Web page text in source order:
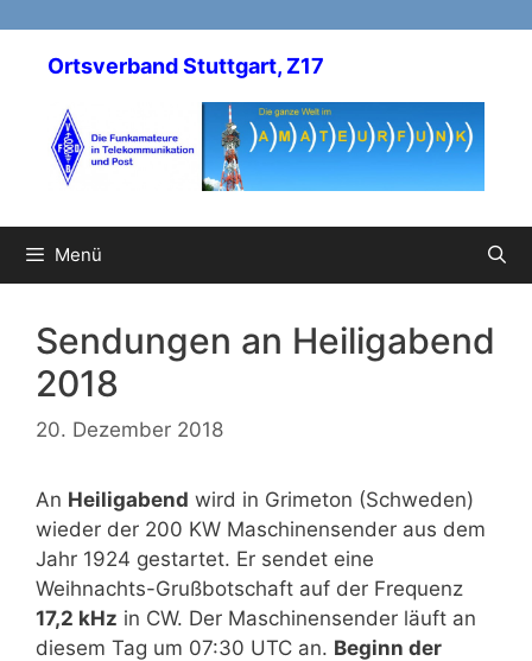
springenOrtsverband Stuttgart, Z17
Menü
Sendungen an Heiligabend
2018
20. Dezember 2018
An Heiligabend wird in Grimeton (Schweden)
wieder der 200 KW Maschinensender aus dem
Jahr 1924 gestartet. Er sendet eine
Weihnachts-Grußbotschaft auf der Frequenz
17,2 kHz in CW. Der Maschinensender läuft an
diesem Tag um 07:30 UTC an. Beginn der